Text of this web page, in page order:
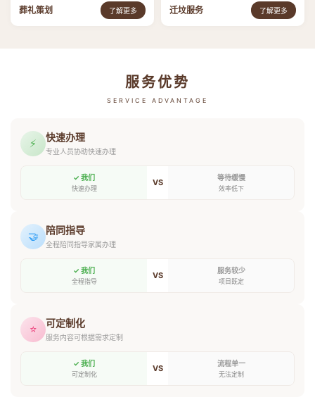
葬礼策划 了解更多 迁坟服务 了解更多
服务优势
SERVICE ADVANTAGE
⚡ 快速办理
专业人员协助快速办理
✓ 我们
快速办理
VS 等待缓慢
效率低下
🤝 陪同指导
全程陪同指导家属办理
✓ 我们
全程指导
VS 服务较少
项目既定
⭐ 可定制化
服务内容可根据需求定制
✓ 我们
可定制化
VS 流程单一
无法定制